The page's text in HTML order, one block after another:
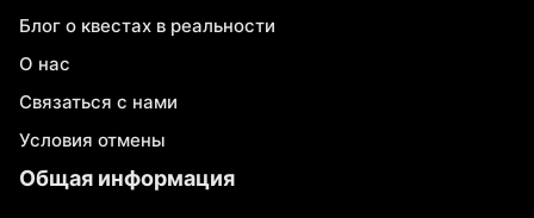
Блог о квестах в реальности
О нас
Связаться с нами
Условия отмены
Общая информация